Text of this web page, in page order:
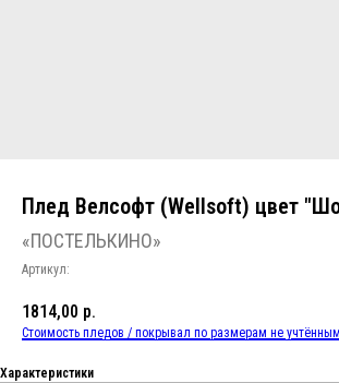
Плед Велсофт (Wellsoft) цвет
«ПОСТЕЛЬКИНО»
Артикул:
1814,00 р.
Стоимость пледов / покрывал по размерам не
Характеристики